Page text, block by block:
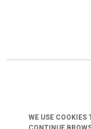
WE USE COOKIES